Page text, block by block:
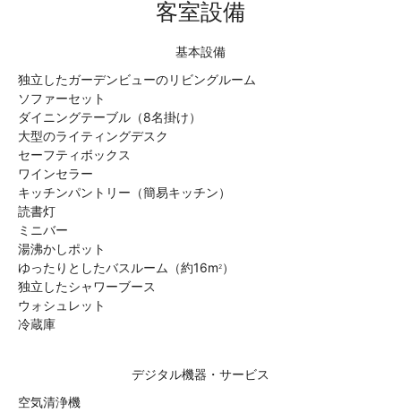
客室設備
基本設備
独立したガーデンビューのリビングルーム
ソファーセット
ダイニングテーブル（8名掛け）
大型のライティングデスク
セーフティボックス
ワインセラー
キッチンパントリー（簡易キッチン）
読書灯
ミニバー
湯沸かしポット
ゆったりとしたバスルーム（約16m2 ）
独立したシャワーブース
ウォシュレット
冷蔵庫
デジタル機器・サービス
空気清浄機